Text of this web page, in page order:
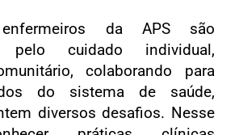
da APS são
pelo cuidado individual,
colaborando para
do sistema de saúde,
diversos desafios. Nesse